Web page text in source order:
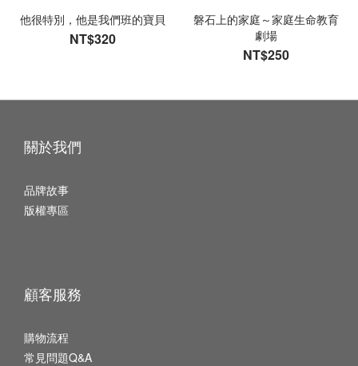
他很特別，他是我們班的寶貝
NT$320
磐石上的家庭～家庭生命教育
劇場
NT$250
關於我們
品牌故事
版權專區
顧客服務
購物流程
常見問題Q&A